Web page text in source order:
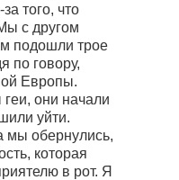
того, что
с другом
подошли трое
по говору,
Европы.
они начали
уйти.
мы обернулись,
которая
в рот. Я